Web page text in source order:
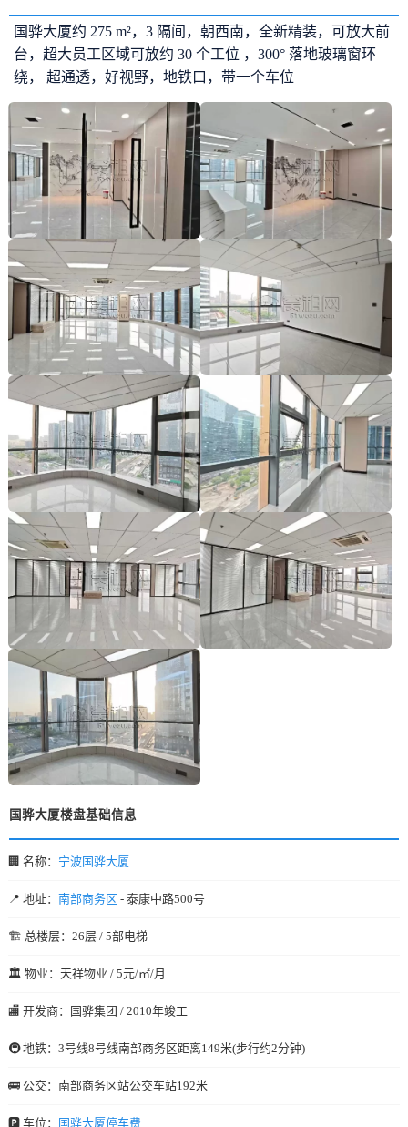
国骅大厦约 275 m²，3 隔间，朝西南，全新精装，可放大前
台，超大员工区域可放约 30 个工位 ，300° 落地玻璃窗环
绕， 超通透，好视野，地铁口，带一个车位
国骅大厦楼盘基础信息
🏢 名称： 宁波国骅大厦
📍 地址： 南部商务区 - 泰康中路500号
🏗️ 总楼层：26层 / 5部电梯
🏛️ 物业：天祥物业 / 5元/㎡/月
🏬 开发商：国骅集团 / 2010年竣工
🚇 地铁：3号线8号线南部商务区距离149米(步行约2分钟)
🚌 公交：南部商务区站公交车站192米
🅿️ 车位： 国骅大厦停车费